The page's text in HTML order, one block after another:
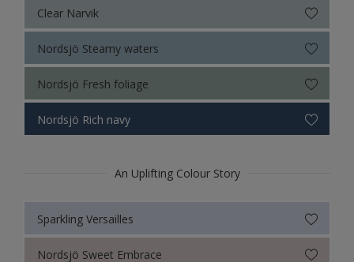
Clear Narvik
Nordsjö Steamy waters
Nordsjö Fresh foliage
Nordsjö Rich navy
An Uplifting Colour Story
Sparkling Versailles
Nordsjö Sweet Embrace